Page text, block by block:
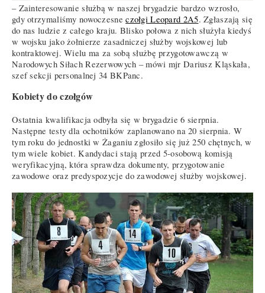
– Zainteresowanie służbą w naszej brygadzie bardzo wzrosło,
gdy otrzymaliśmy nowoczesneczołgi Leopard 2A5. Zgłaszają się
do nas ludzie z całego kraju. Blisko połowa z nich służyła kiedyś
w wojsku jako żołnierze zasadniczej służby wojskowej lub
kontraktowej. Wielu ma za sobą służbę przygotowawczą w
Narodowych Siłach Rezerwowych – mówi mjr Dariusz Kląskała,
szef sekcji personalnej 34 BKPanc.
Kobiety do czołgów
Ostatnia kwalifikacja odbyła się w brygadzie 6 sierpnia.
Następne testy dla ochotników zaplanowano na 20 sierpnia. W
tym roku do jednostki w Żaganiu zgłosiło się już 250 chętnych, w
tym wiele kobiet. Kandydaci stają przed 5-osobową komisją
weryfikacyjną, która sprawdza dokumenty, przygotowanie
zawodowe oraz predyspozycje do zawodowej służby wojskowej.